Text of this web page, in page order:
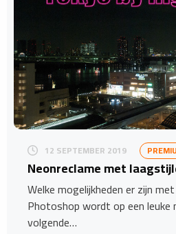
12 SEPTEMBER 2019
Neonreclame met
Welke mogelijkheden er zijn
Photoshop wordt op een leuke
volgende…